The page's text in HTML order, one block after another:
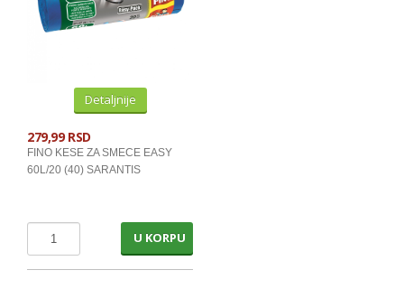
Detaljnije
279,99 RSD
FINO KESE ZA SMECE EASY
60L/20 (40) SARANTIS
U KORPU